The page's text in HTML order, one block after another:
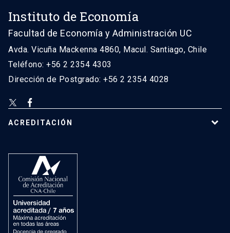
Instituto de Economía
Facultad de Economía y Administración UC
Avda. Vicuña Mackenna 4860, Macul. Santiago, Chile
Teléfono: +56 2 2354 4303
Dirección de Postgrado: +56 2 2354 4028
ACREDITACIÓN